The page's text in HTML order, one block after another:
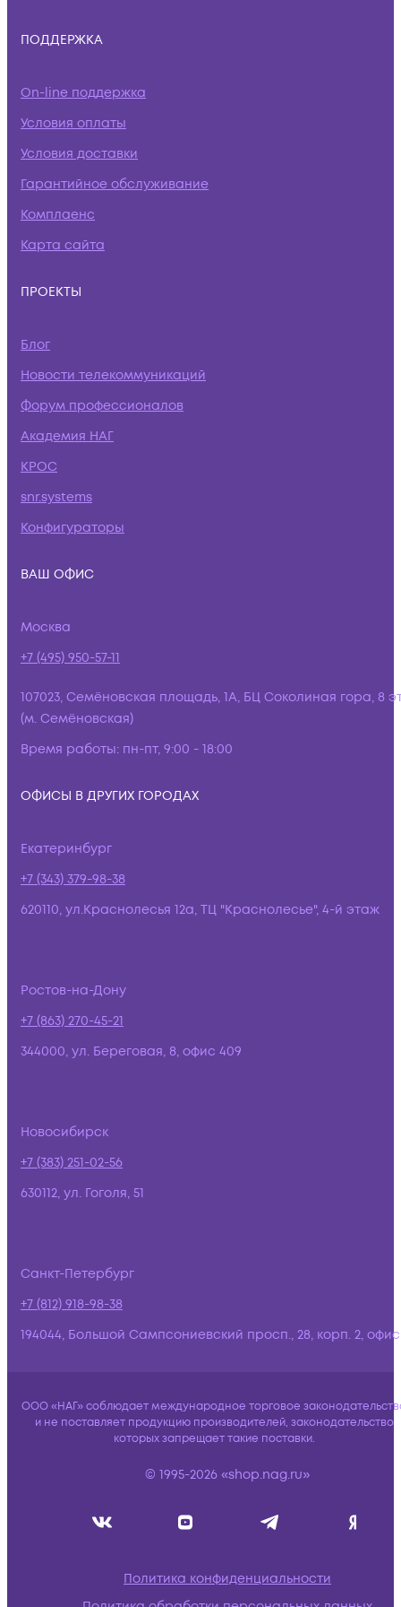
ПОДДЕРЖКА
On-line поддержка
Условия оплаты
Условия доставки
Гарантийное обслуживание
Комплаенс
Карта сайта
ПРОЕКТЫ
Блог
Новости телекоммуникаций
Форум профессионалов
Академия НАГ
КРОС
snr.systems
Конфигураторы
ВАШ ОФИС
Москва
+7 (495) 950-57-11
107023, Семёновская площадь, 1А, БЦ Соколиная гора, 8
(м. Семёновская)
Время работы: пн-пт, 9:00 - 18:00
ОФИСЫ В ДРУГИХ ГОРОДАХ
Екатеринбург
+7 (343) 379-98-38
620110, ул.Краснолесья 12а, ТЦ "Краснолесье", 4-й этаж
Ростов-на-Дону
+7 (863) 270-45-21
344000, ул. Береговая, 8, офис 409
Новосибирск
+7 (383) 251-02-56
630112, ул. Гоголя, 51
Санкт-Петербург
+7 (812) 918-98-38
194044, Большой Сампсониевский просп., 28, корп. 2,
ООО «НАГ» соблюдает международное торговое
и не поставляет продукцию производителей, законодательство
которых запрещает такие поставки.
© 1995-2026 «shop.nag.ru»
Политика конфиденциальности